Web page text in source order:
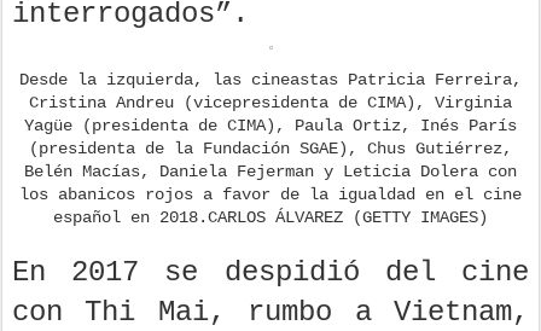
interrogados”.
Desde la izquierda, las cineastas Patricia Ferreira,
Cristina Andreu (vicepresidenta de CIMA), Virginia
Yagüe (presidenta de CIMA), Paula Ortiz, Inés París
(presidenta de la Fundación SGAE), Chus Gutiérrez,
Belén Macías, Daniela Fejerman y Leticia Dolera con
los abanicos rojos a favor de la igualdad en el cine
español en 2018.CARLOS ÁLVAREZ (GETTY IMAGES)
En 2017 se despidió del cine
con Thi Mai, rumbo a Vietnam,